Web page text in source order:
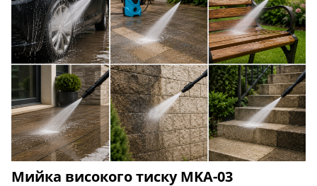
Мийка високого тиску MKA-03